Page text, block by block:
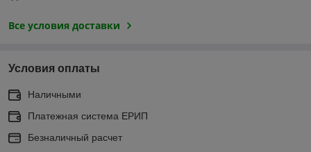
Все условия доставки
Условия оплаты
Наличными
Платежная система ЕРИП
Безналичный расчет